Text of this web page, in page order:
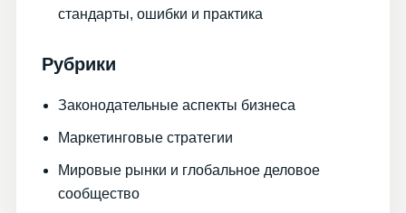
стандарты, ошибки и практика
Рубрики
Законодательные аспекты бизнеса
Маркетинговые стратегии
Мировые рынки и глобальное деловое
сообщество